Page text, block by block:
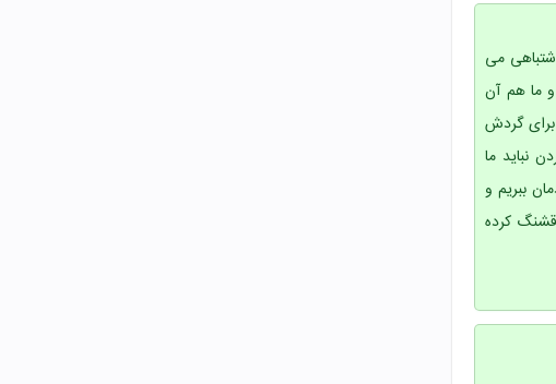
می
ما هم آن
گردش
نباید ما
ببریم و
کرده